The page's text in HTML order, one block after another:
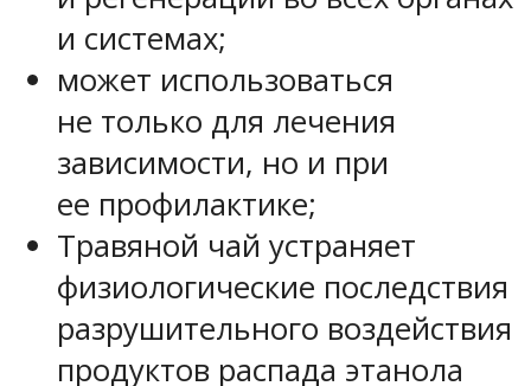
и системах;
может использоваться
не только для лечения
зависимости, но и при
ее профилактике;
Травяной чай устраняет
физиологические последствия
разрушительного воздействия
продуктов распада этанола